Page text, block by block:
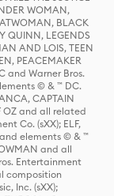
WOMAN,
BLACK
QUINN, LEGENDS
AND LOIS, TEEN
PEACEMAKER
and Warner Bros.
© & ™ DC.
CAPTAIN
OZ and all related
Co. (sXX); ELF,
elements © & ™
and all
Entertainment
composition
Inc. (sXX);